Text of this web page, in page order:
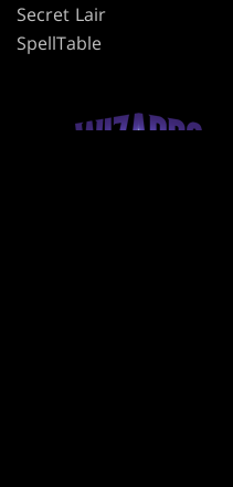
Secret Lair
SpellTable